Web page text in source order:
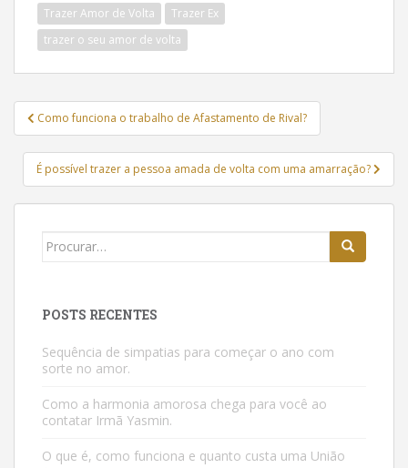
Trazer Amor de Volta
Trazer Ex
trazer o seu amor de volta
Navegação
de
Post
Como funciona o trabalho de Afastamento de Rival?
É possível trazer a pessoa amada de volta com uma amarração?
Buscar:
POSTS RECENTES
Sequência de simpatias para começar o ano com
sorte no amor.
Como a harmonia amorosa chega para você ao
contatar Irmã Yasmin.
O que é, como funciona e quanto custa uma União